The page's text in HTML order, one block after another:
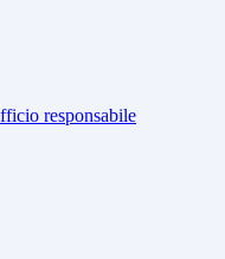
responsabile